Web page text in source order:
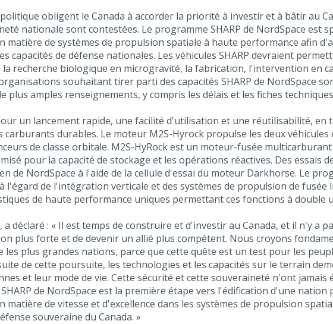
obligent le Canada à accorder la priorité à investir et à bâtir au
nationale sont contestées. Le programme SHARP de NordSpace est
de systèmes de propulsion spatiale à haute performance afin
capacités de défense nationales. Les véhicules SHARP devraient
recherche biologique en microgravité, la fabrication, l'intervention en
souhaitant tirer parti des capacités SHARP de NordSpace
amples renseignements, y compris les délais et les fiches
un lancement rapide, une facilité d'utilisation et une réutilisabilité,
durables. Le moteur M2S-Hyrock propulse les deux
de classe orbitale. M2S-HyRock est un moteur-fusée
pour la capacité de stockage et les opérations réactives. Des essais
de NordSpace à l'aide de la cellule d'essai du moteur Darkhorse. Le
l'égard de l'intégration verticale et des systèmes de propulsion de
de haute performance uniques permettant ces fonctions à double
déclaré : « Il est temps de construire et d'investir au Canada, et il n'y a
plus forte et de devenir un allié plus compétent. Nous croyons
les plus grandes nations, parce que cette quête est un test pour les
de cette poursuite, les technologies et les capacités sur le terrain
et leur mode de vie. Cette sécurité et cette souveraineté n'ont
de NordSpace est la première étape vers l'édification d'une nation
de vitesse et d'excellence dans les systèmes de propulsion
souveraine du Canada. »